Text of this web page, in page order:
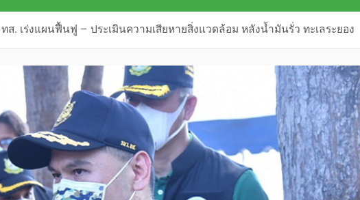
ทส. เร่งแผนฟื้นฟู – ประเมินความเสียหายสิ่งแวดล้อม หลังน้ำมันรั่ว ทะเลระยอง